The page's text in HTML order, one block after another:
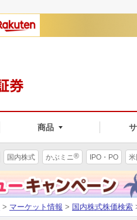
商品
国内株式 かぶミニ® IPO・PO
> マーケット情報 > 国内株式株価検索